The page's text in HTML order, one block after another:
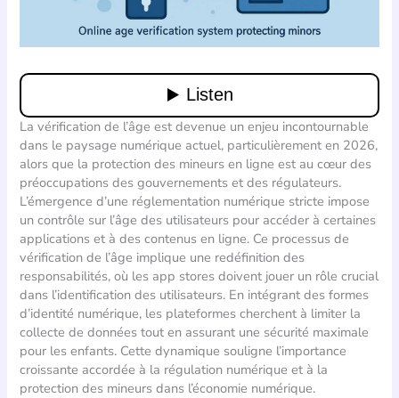
La vérification de l’âge est devenue un enjeu incontournable
dans le paysage numérique actuel, particulièrement en 2026,
alors que la protection des mineurs en ligne est au cœur des
préoccupations des gouvernements et des régulateurs.
L’émergence d’une réglementation numérique stricte impose
un contrôle sur l’âge des utilisateurs pour accéder à certaines
applications et à des contenus en ligne. Ce processus de
vérification de l’âge implique une redéfinition des
responsabilités, où les app stores doivent jouer un rôle crucial
dans l’identification des utilisateurs. En intégrant des formes
d’identité numérique, les plateformes cherchent à limiter la
collecte de données tout en assurant une sécurité maximale
pour les enfants. Cette dynamique souligne l’importance
croissante accordée à la régulation numérique et à la
protection des mineurs dans l’économie numérique.